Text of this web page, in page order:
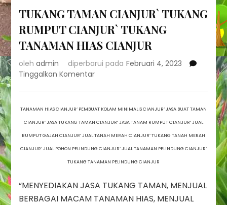
TUKANG TAMAN CIANJUR` TUKANG
RUMPUT CIANJUR` TUKANG
TANAMAN HIAS CIANJUR
olehadmin diperbarui pada Februari 4, 2023
Tinggalkan Komentarpada
CIANJUR`
RUMPUT
CIANJUR`
TUKANG
TANAMAN
TANAMAN HIAS CIANJUR‘ PEMBUAT KOLAM MINIMALIS CIANJUR‘ JASA BUAT TAMAN
CIANJUR‘ JASA TUKANG TAMAN CIANJUR‘ JASA TANAM RUMPUT CIANJUR‘ JUAL
RUMPUT GAJAH CIANJUR‘ JUAL TANAH MERAH CIANJUR‘ TUKANG TANAH MERAH
CIANJUR‘ JUAL POHON PELINDUNG CIANJUR‘ JUAL TANAMAN PELINDUNG CIANJUR‘
TUKANG TANAMAN PELINDUNG CIANJUR
“MENYEDIAKAN JASA TUKANG TAMAN, MENJUAL
BERBAGAI MACAM TANAMAN HIAS, MENJUAL